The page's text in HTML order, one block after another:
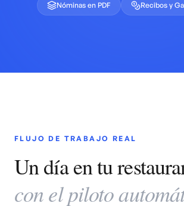
Nóminas en PDF Recibos y
FLUJO DE TRABAJO REAL
Un día en tu
con el piloto